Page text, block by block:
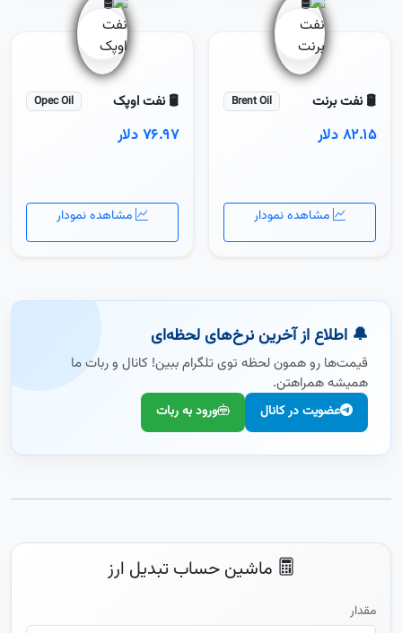
🛢 نفت برنت Brent Oil
۸۲.۱۵ دلار
مشاهده نمودار
🛢️ نفت اوپک Opec Oil
۷۶.۹۷ دلار
مشاهده نمودار
🔔 اطلاع از آخرین نرخ‌های لحظه‌ای
قیمت‌ها رو همون لحظه توی تلگرام ببین! کانال و ربات ما
همیشه همراهتن.
عضویت در کانال ورود به ربات
ماشین حساب تبدیل ارز
مقدار